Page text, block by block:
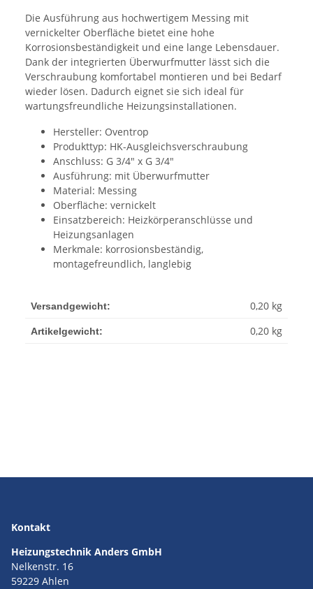
Die Ausführung aus hochwertigem Messing mit
vernickelter Oberfläche bietet eine hohe
Korrosionsbeständigkeit und eine lange Lebensdauer.
Dank der integrierten Überwurfmutter lässt sich die
Verschraubung komfortabel montieren und bei Bedarf
wieder lösen. Dadurch eignet sie sich ideal für
wartungsfreundliche Heizungsinstallationen.
Hersteller: Oventrop
Produkttyp: HK-Ausgleichsverschraubung
Anschluss: G 3/4" x G 3/4"
Ausführung: mit Überwurfmutter
Material: Messing
Oberfläche: vernickelt
Einsatzbereich: Heizkörperanschlüsse und
Heizungsanlagen
Merkmale: korrosionsbeständig,
montagefreundlich, langlebig
Versandgewicht: 0,20 kg
Artikelgewicht: 0,20 kg
Kontakt
Heizungstechnik Anders GmbH
Nelkenstr. 16
59229 Ahlen